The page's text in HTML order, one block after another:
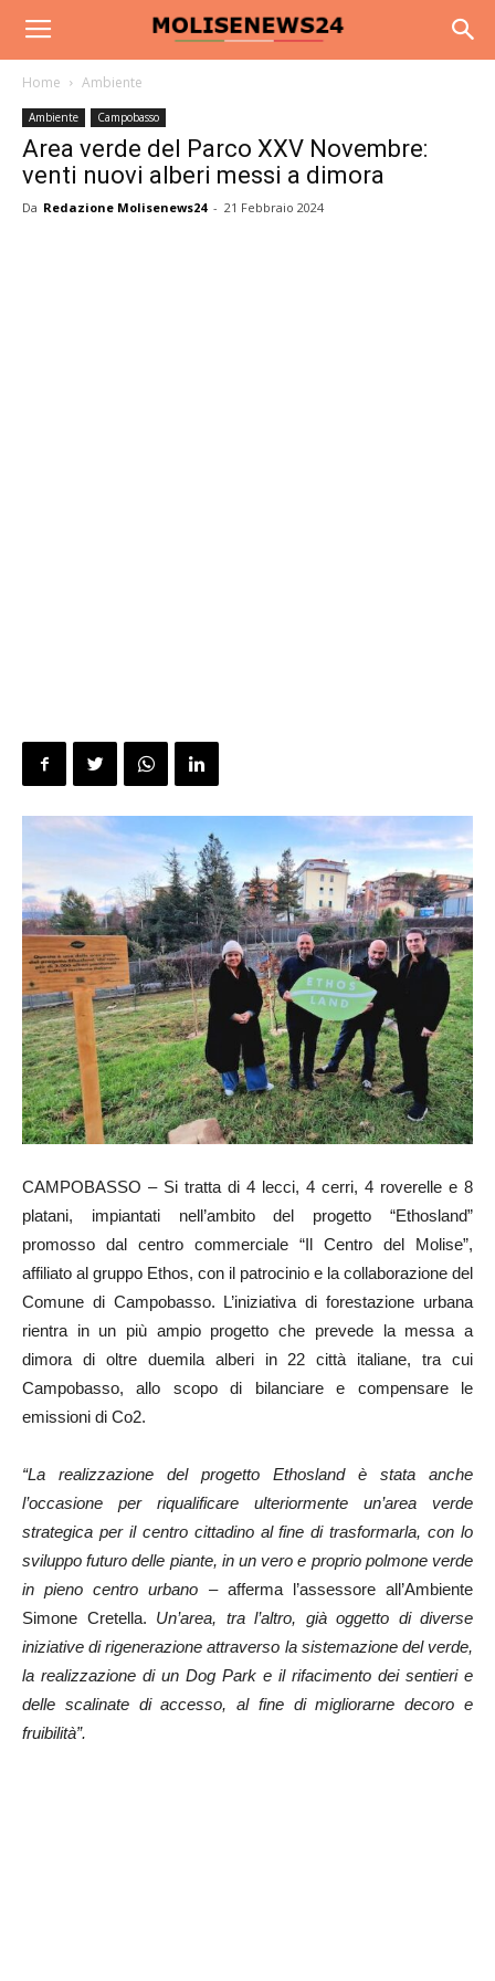
Home Ambiente
Ambiente Campobasso
Area verde del Parco XXV Novembre:
venti nuovi alberi messi a dimora
Da Redazione Molisenews24 - 21 Febbraio 2024
CAMPOBASSO – Si tratta di 4 lecci, 4 cerri, 4 roverelle e 8
platani, impiantati nell’ambito del progetto “Ethosland”
promosso dal centro commerciale “Il Centro del Molise”,
affiliato al gruppo Ethos, con il patrocinio e la collaborazione del
Comune di Campobasso. L’iniziativa di forestazione urbana
rientra in un più ampio progetto che prevede la messa a
dimora di oltre duemila alberi in 22 città italiane, tra cui
Campobasso, allo scopo di bilanciare e compensare le
emissioni di Co2.
“La realizzazione del progetto Ethosland è stata anche
l’occasione per riqualificare ulteriormente un’area verde
strategica per il centro cittadino al fine di trasformarla, con lo
sviluppo futuro delle piante, in un vero e proprio polmone verde
in pieno centro urbano – afferma l’assessore all’Ambiente
Simone Cretella. Un’area, tra l’altro, già oggetto di diverse
iniziative di rigenerazione attraverso la sistemazione del verde,
la realizzazione di un Dog Park e il rifacimento dei sentieri e
delle scalinate di accesso, al fine di migliorarne decoro e
fruibilità”.